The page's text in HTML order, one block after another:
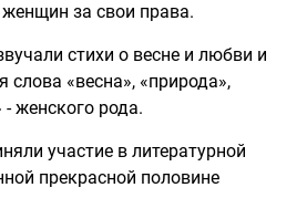
за свои права.
стихи о весне и любви и
слова «весна», «природа»,
женского рода.
участие в литературной
прекрасной половине